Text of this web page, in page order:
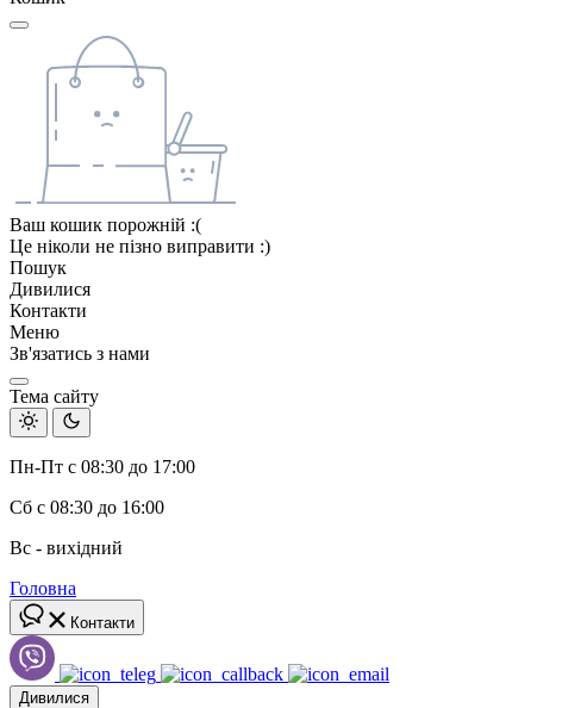
Ваш кошик порожній :(
Це ніколи не пізно виправити :)
Пошук
Дивилися
Контакти
Меню
Зв'язатись з нами
Тема сайту
Пн-Пт с 08:30 до 17:00
Сб с 08:30 до 16:00
Вс - вихідний
Головна
Контакти
Дивилися